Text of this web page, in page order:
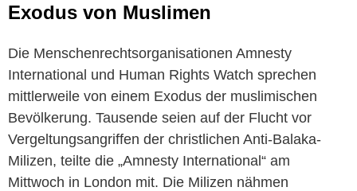
Exodus von Muslimen
Die Menschenrechtsorganisationen Amnesty
International und Human Rights Watch sprechen
mittlerweile von einem Exodus der muslimischen
Bevölkerung. Tausende seien auf der Flucht vor
Vergeltungsangriffen der christlichen Anti-Balaka-
Milizen, teilte die „Amnesty International“ am
Mittwoch in London mit. Die Milizen nähmen